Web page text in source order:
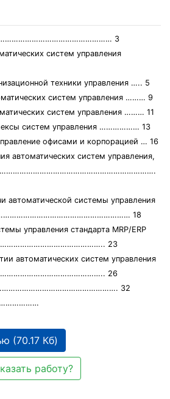
3
систем управления
техники управления ….. 5
систем управления ……… 9
систем управления ……… 11
систем управления ……………… 13
офисами и корпорацией … 16
автоматических систем управления,
………………………………………………………………….
автоматической системы управления
18
управления стандарта MRP/ERP
23
автоматических систем управления
26
32
(70.17 Кб)
работу?